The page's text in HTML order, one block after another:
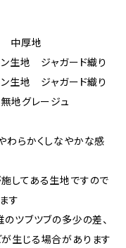
中厚地
ン生地 ジャガード織り
ン生地 ジャガード織り
地グレージュ
わらかくしなやかな感
してある生地ですので
す
ツブツブの多少の差、
生じる場合があります